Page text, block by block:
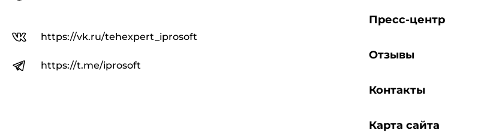
https://vk.ru/tehexpert_iprosoft
https://t.me/iprosoft
Пресс-центр
Отзывы
Контакты
Карта сайта